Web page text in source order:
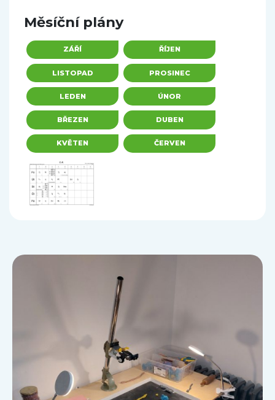
Měsíční plány
ZÁŘÍ ŘÍJEN
LISTOPAD PROSINEC
LEDEN ÚNOR
BŘEZEN DUBEN
KVĚTEN ČERVEN